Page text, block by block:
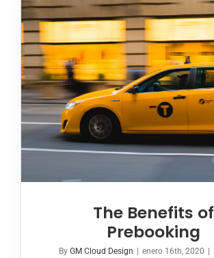
The Benefits of
Prebooking
By GM Cloud Design enero 16th, 2020